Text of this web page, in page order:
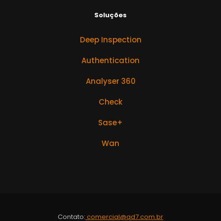
Soluções
Deep Inspection
Authentication
Analyser 360
Check
Sase+
Wan
Contato: comercial@qd7.com.br